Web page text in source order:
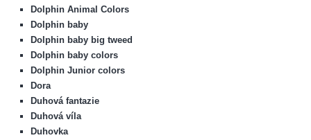
Dolphin Animal Colors
Dolphin baby
Dolphin baby big tweed
Dolphin baby colors
Dolphin Junior colors
Dora
Duhová fantazie
Duhová víla
Duhovka